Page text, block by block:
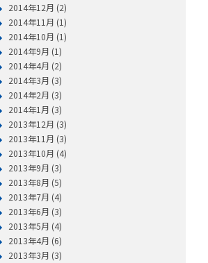
2014年12月 (2)
2014年11月 (1)
2014年10月 (1)
2014年9月 (1)
2014年4月 (2)
2014年3月 (3)
2014年2月 (3)
2014年1月 (3)
2013年12月 (3)
2013年11月 (3)
2013年10月 (4)
2013年9月 (3)
2013年8月 (5)
2013年7月 (4)
2013年6月 (3)
2013年5月 (4)
2013年4月 (6)
2013年3月 (3)